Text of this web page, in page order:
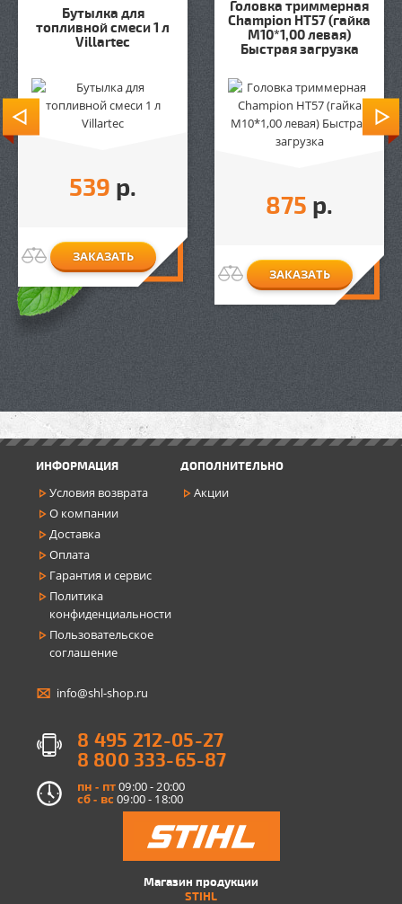
Бутылка для
топливной смеси 1 л
Villartec
539 р.
ЗАКАЗАТЬ
Головка триммерная
Champion HT57 (гайка
М10*1,00 левая)
Быстрая загрузка
875 р.
ЗАКАЗАТЬ
ИНФОРМАЦИЯ
Условия возврата
О компании
Доставка
Оплата
Гарантия и сервис
Политика
конфиденциальности
Пользовательское
соглашение
ДОПОЛНИТЕЛЬНО
Акции
info@shl-shop.ru
8 495 212-05-27
8 800 333-65-87
пн - пт09:00 - 20:00
сб - вс 09:00 - 18:00
Магазин продукции
STIHL